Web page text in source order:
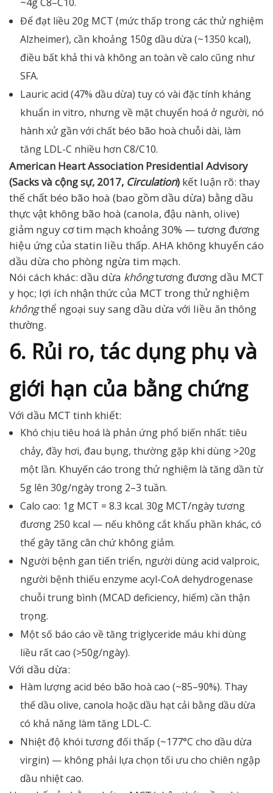
Để đạt liều 20g MCT (mức thấp trong các thử nghiệm
Alzheimer), cần khoảng 150g dầu dừa (~1350 kcal),
điều bất khả thi và không an toàn về calo cũng như
SFA.
Lauric acid (47% dầu dừa) tuy có vài đặc tính kháng
khuẩn in vitro, nhưng về mặt chuyển hoá ở người, nó
hành xử gần với chất béo bão hoà chuỗi dài, làm
tăng LDL-C nhiều hơn C8/C10.
American Heart Association Presidential Advisory
(Sacks và cộng sự, 2017, Circulation) kết luận rõ: thay
thế chất béo bão hoà (bao gồm dầu dừa) bằng dầu
thực vật không bão hoà (canola, đậu nành, olive)
giảm nguy cơ tim mạch khoảng 30% — tương đương
hiệu ứng của statin liều thấp. AHA không khuyến cáo
dầu dừa cho phòng ngừa tim mạch.
Nói cách khác: dầu dừa khôngtương đương dầu MCT
y học; lợi ích nhận thức của MCT trong thử nghiệm
khôngthể ngoại suy sang dầu dừa với liều ăn thông
thường.
6. Rủi ro, tác dụng phụ và
giới hạn của bằng chứng
Với dầu MCT tinh khiết:
Khó chịu tiêu hoá là phản ứng phổ biến nhất: tiêu
chảy, đầy hơi, đau bụng, thường gặp khi dùng >20g
một lần. Khuyến cáo trong thử nghiệm là tăng dần từ
5g lên 30g/ngày trong 2–3 tuần.
Calo cao: 1g MCT = 8.3 kcal. 30g MCT/ngày tương
đương 250 kcal — nếu không cắt khẩu phần khác, có
thể gây tăng cân chứ không giảm.
Người bệnh gan tiến triển, người dùng acid valproic,
người bệnh thiếu enzyme acyl-CoA dehydrogenase
chuỗi trung bình (MCAD deficiency, hiếm) cần thận
trọng.
Một số báo cáo về tăng triglyceride máu khi dùng
liều rất cao (>50g/ngày).
Với dầu dừa:
Hàm lượng acid béo bão hoà cao (~85–90%). Thay
thế dầu olive, canola hoặc dầu hạt cải bằng dầu dừa
có khả năng làm tăng LDL-C.
Nhiệt độ khói tương đối thấp (~177°C cho dầu dừa
virgin) — không phải lựa chọn tối ưu cho chiên ngập
dầu nhiệt cao.